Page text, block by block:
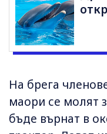
На брега
маори се молят
бъде върнат в